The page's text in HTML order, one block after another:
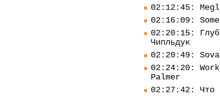
02:12:45:
02:16:09:
02:20:15:
Чипльдук
02:20:49:
02:24:20:
Palmer
02:27:42: Что